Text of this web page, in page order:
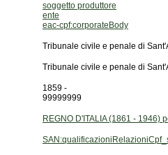
soggetto produttore
ente
eac-cpf:corporateBody
Tribunale civile e penale di
Tribunale civile e penale di
1859 -
99999999
REGNO D'ITALIA (1861 - 1946)